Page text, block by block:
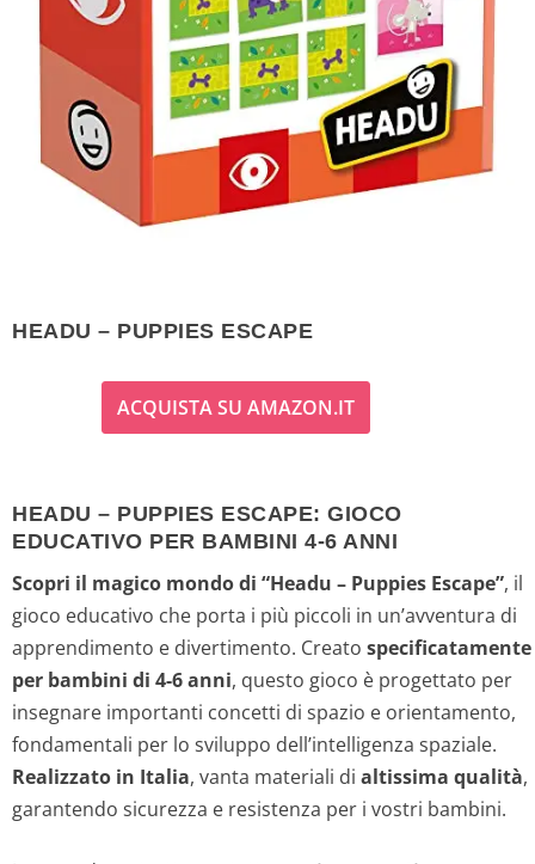
HEADU – PUPPIES ESCAPE
ACQUISTA SU AMAZON.IT
HEADU – PUPPIES ESCAPE: GIOCO
EDUCATIVO PER BAMBINI 4-6 ANNI
Scopri il magico mondo di “Headu – Puppies Escape”, il
gioco educativo che porta i più piccoli in un’avventura di
apprendimento e divertimento. Creato specificatamente
per bambini di 4-6 anni, questo gioco è progettato per
insegnare importanti concetti di spazio e orientamento,
fondamentali per lo sviluppo dell’intelligenza spaziale.
Realizzato in Italia, vanta materiali di altissima qualità,
garantendo sicurezza e resistenza per i vostri bambini.